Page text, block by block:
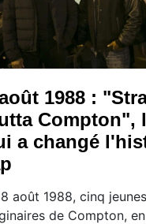
1988 :
Compton",
a changé
août 1988, cinq
de Compton,